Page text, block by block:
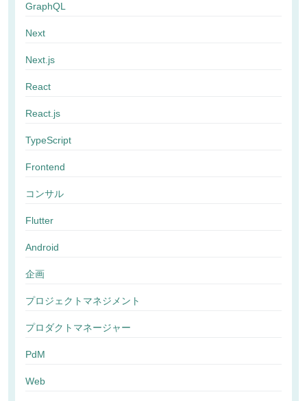
GraphQL
Next
Next.js
React
React.js
TypeScript
Frontend
コンサル
Flutter
Android
企画
プロジェクトマネジメント
プロダクトマネージャー
PdM
Web